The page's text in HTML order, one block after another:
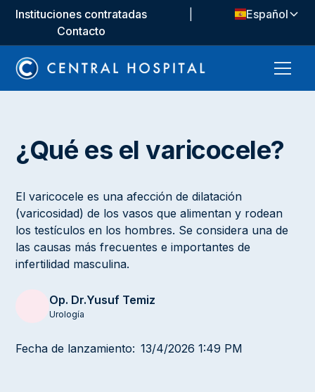
Instituciones contratadas
Contacto
Español
¿Qué es el varicocele?
El varicocele es una afección de dilatación
(varicosidad) de los vasos que alimentan y rodean
los testículos en los hombres. Se considera una de
las causas más frecuentes e importantes de
infertilidad masculina.
Op. Dr.Yusuf Temiz
Urología
Fecha de lanzamiento: 13/4/2026 1:49 PM